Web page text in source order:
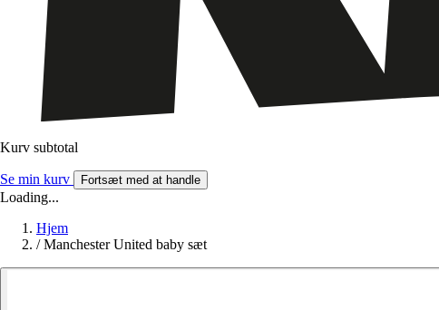
Kurv subtotal
Se min kurv Fortsæt med at handle
Loading...
Hjem
/ Manchester United baby sæt